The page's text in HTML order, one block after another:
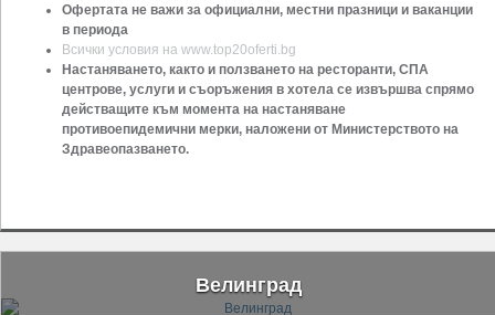
Офертата не важи за официални, местни празници и ваканции
в периода
Всички условия на www.top20oferti.bg
Настаняването, както и ползването на ресторанти, СПА
центрове, услуги и съоръжения в хотела се извършва спрямо
действащите към момента на настаняване
противоепидемични мерки, наложени от Министерството на
Здравеопазването.
Велинград